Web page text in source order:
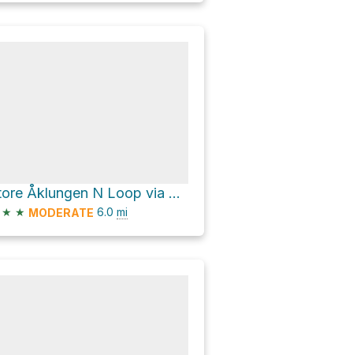
Store Åklungen N Loop via Ankerveien
★ ★ MODERATE 6.0 mi